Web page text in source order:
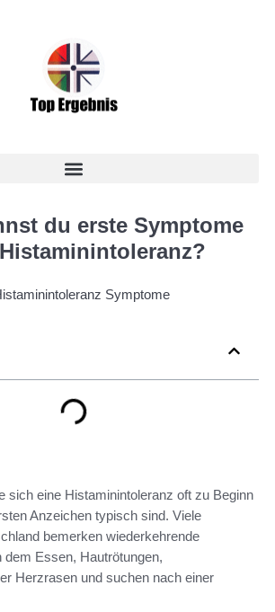
du erste Symptome
sich eine Histaminintoleranz oft zu Beginn
Anzeichen typisch sind. Viele
bemerken wiederkehrende
dem Essen, Hautrötungen,
Herzrasen und suchen nach einer